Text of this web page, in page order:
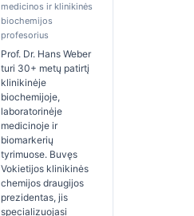
medicinos ir klinikinės
biochemijos
profesorius
Prof. Dr. Hans Weber
turi 30+ metų patirtį
klinikinėje
biochemijoje,
laboratorinėje
medicinoje ir
biomarkerių
tyrimuose. Buvęs
Vokietijos klinikinės
chemijos draugijos
prezidentas, jis
specializuojasi